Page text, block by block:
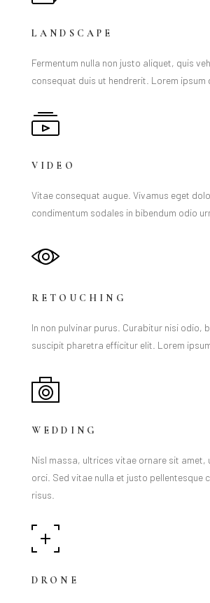
LANDSCAPE
Fermentum nulla non justo aliquet, quis
consequat duis ut hendrerit. Lorem ipsum
VIDEO
Vitae consequat augue. Vivamus eget
condimentum sodales in bibendum odio
RETOUCHING
In non pulvinar purus. Curabitur nisi odio,
suscipit pharetra efficitur elit. Lorem
WEDDING
Nisl massa, ultrices vitae ornare sit amet,
orci. Sed vitae nulla et justo pellentesque
risus.
DRONE